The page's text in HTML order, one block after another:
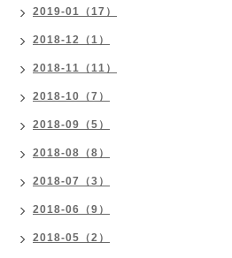
2019-01（17）
2018-12（1）
2018-11（11）
2018-10（7）
2018-09（5）
2018-08（8）
2018-07（3）
2018-06（9）
2018-05（2）